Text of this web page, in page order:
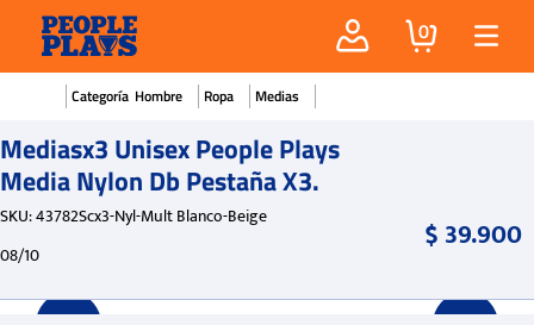
0
Hombre Ropa Medias
Mediasx3 Unisex People Plays
Media Nylon Db Pestaña X3.
SKU:43782Scx3-Nyl-Mult Blanco-Beige
08/10
$39.900